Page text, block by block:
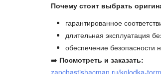
Почему стоит выбрать
гарантированное
длительная эксплуатация
обеспечение безопасности
➡️ Посмотреть и заказать: